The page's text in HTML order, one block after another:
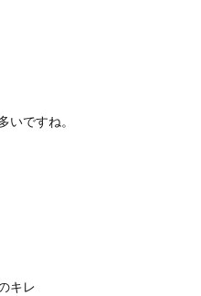
いですね。
キレ